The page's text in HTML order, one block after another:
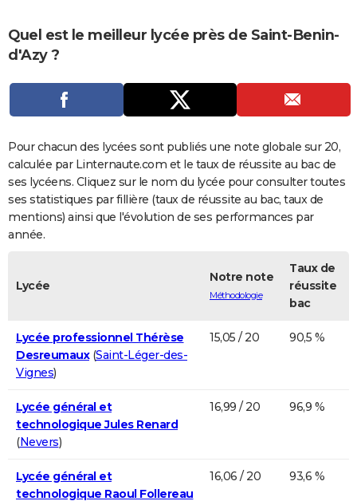
Carte de Noël
Carte Bonne année
Carte Saint-Valentin
Carte Pâques
Carte d'anniversaire
DICTIONNAIRE
Dictionnaire
Biographies
Citations
Expressions
Proverbes
PROGRAMME TV
S'inscrire
Se connecter
Lycées
Collèges
Primaires
Universités
Entreprises
Service militaire
Avis de recherche
AVIS DE DÉCÈS
FORUM
Bricolage
Lifestyle
Culture
Sport
Auto
Television
Voyage
Cinema
Quel est le meilleur lycée près de Saint-Benin-
d'Azy ?
Pour chacun des lycées sont publiés une note globale sur 20,
calculée par Linternaute.com et le taux de réussite au bac de
ses lycéens. Cliquez sur le nom du lycée pour consulter toutes
ses statistiques par fillière (taux de réussite au bac, taux de
mentions) ainsi que l'évolution de ses performances par
année.
Lycée
Notre note
Méthodologie
Taux de
réussite
bac
Lycée professionnel Thérèse
Desreumaux(Saint-Léger-des-
Vignes)
15,05 / 20 90,5 %
Lycée général et
technologique Jules Renard
(Nevers)
16,99 / 20 96,9 %
Lycée général et
technologique Raoul Follereau
16,06 / 20 93,6 %